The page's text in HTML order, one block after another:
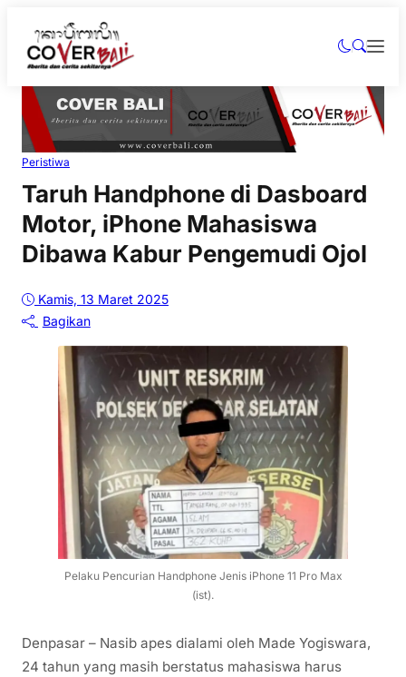
Peristiwa
Taruh Handphone di Dasboard
Motor, iPhone Mahasiswa
Dibawa Kabur Pengemudi Ojol
Kamis, 13 Maret 2025
Bagikan
Pelaku Pencurian Handphone Jenis iPhone 11 Pro Max
(ist).
Denpasar – Nasib apes dialami oleh Made Yogiswara,
24 tahun yang masih berstatus mahasiswa harus